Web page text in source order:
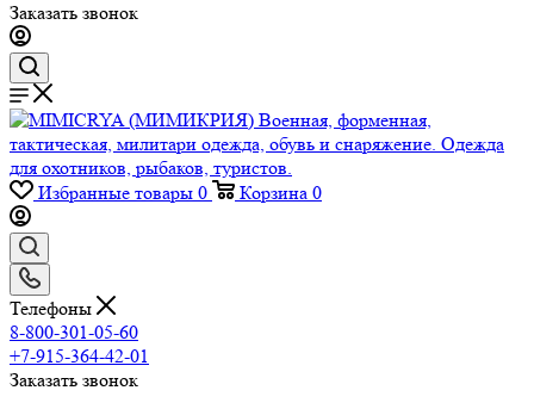
Заказать звонок
Избранные товары 0 Корзина 0
Телефоны
8-800-301-05-60
+7-915-364-42-01
Заказать звонок